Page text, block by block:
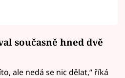
současně hned dvě
ale nedá se nic dělat,“ říká